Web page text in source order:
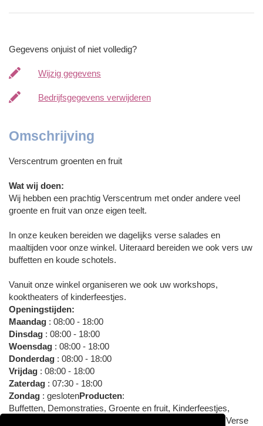
Gegevens onjuist of niet volledig?
Wijzig gegevens
Bedrijfsgegevens verwijderen
Omschrijving
Verscentrum groenten en fruit
Wat wij doen:
Wij hebben een prachtig Verscentrum met onder andere veel
groente en fruit van onze eigen teelt.
In onze keuken bereiden we dagelijks verse salades en
maaltijden voor onze winkel. Uiteraard bereiden we ook vers uw
buffetten en koude schotels.
Vanuit onze winkel organiseren we ook uw workshops,
kooktheaters of kinderfeestjes.
Openingstijden:
Maandag : 08:00 - 18:00
Dinsdag : 08:00 - 18:00
Woensdag : 08:00 - 18:00
Donderdag : 08:00 - 18:00
Vrijdag : 08:00 - 18:00
Zaterdag : 07:30 - 18:00
Zondag : geslotenProducten:
Buffetten, Demonstraties, Groente en fruit, Kinderfeestjes,
Kooktheaters, Koude schotels, Maaltijden, Verscentrum, Verse